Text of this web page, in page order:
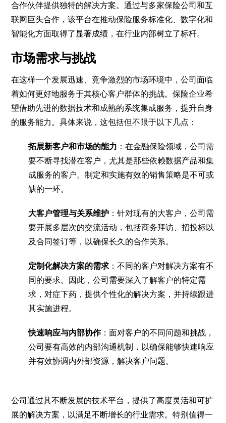
合作伙伴提供独特的解决方案。通过与多家保险公司和互
联网巨头合作，该平台在推动保险服务标准化、数字化和
智能化方面取得了显著成绩，在行业内部树立了标杆。
市场需求与挑战
在这样一个发展迅速、竞争激烈的市场环境中，公司面临
着如何更好地服务于其核心客户群体的挑战。保险企业希
望借助先进的数据技术和成熟的系统集成服务，提升自身
的服务能力。具体来说，这包括但不限于以下几点：
拓展新客户和市场的能力 ：在金融保险领域，公司需
要不断寻找潜在客户，尤其是那些依赖数据产品和集
成服务的客户。制定和实施有效的销售策略是不可或
缺的一环。
大客户管理与关系维护 ：针对现有的大客户，公司需
要开展多层次的交流活动，包括商务拜访、招投标以
及合同签订等，以确保长久的合作关系。
定制化解决方案的需求：不同的客户对解决方案有不
同的要求。因此，公司需要深入了解客户的特定需
求，对症下药，提供个性化的解决方案，并持续跟进
其实施进程。
快速响应与内部协作：面对客户的不同问题和挑战，
公司要有高效的内部沟通机制，以确保能够快速响应
并有效协调内外部资源，解决客户问题。
公司通过其不断发展的技术平台，提供了高度灵活和可扩
展的解决方案，以满足不断增长的行业需求。特别值得一